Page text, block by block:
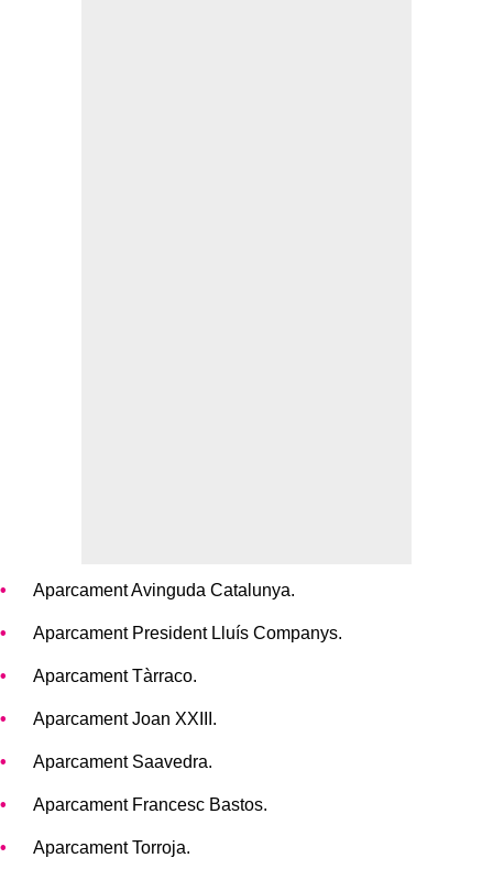
Aparcament Avinguda Catalunya.
Aparcament President Lluís Companys.
Aparcament Tàrraco.
Aparcament Joan XXIII.
Aparcament Saavedra.
Aparcament Francesc Bastos.
Aparcament Torroja.